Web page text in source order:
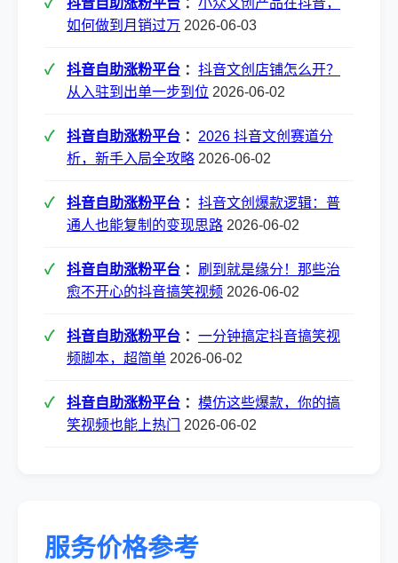
抖音自助涨粉平台 ： 小众文创产品在抖音，
如何做到月销过万 2026-06-03
抖音自助涨粉平台 ： 抖音文创店铺怎么开？
从入驻到出单一步到位 2026-06-02
抖音自助涨粉平台 ： 2026 抖音文创赛道分
析，新手入局全攻略 2026-06-02
抖音自助涨粉平台 ： 抖音文创爆款逻辑：普
通人也能复制的变现思路 2026-06-02
抖音自助涨粉平台 ： 刷到就是缘分！那些治
愈不开心的抖音搞笑视频 2026-06-02
抖音自助涨粉平台 ： 一分钟搞定抖音搞笑视
频脚本，超简单 2026-06-02
抖音自助涨粉平台 ： 模仿这些爆款，你的搞
笑视频也能上热门
2026-06-02
服务价格参考